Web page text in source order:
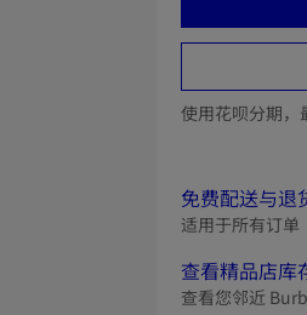
使用花呗分期，
免费配送与退
适用于所有订单
查看精品店库
查看您邻近